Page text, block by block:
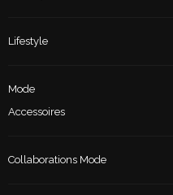
Lifestyle
Mode
Accessoires
Collaborations Mode